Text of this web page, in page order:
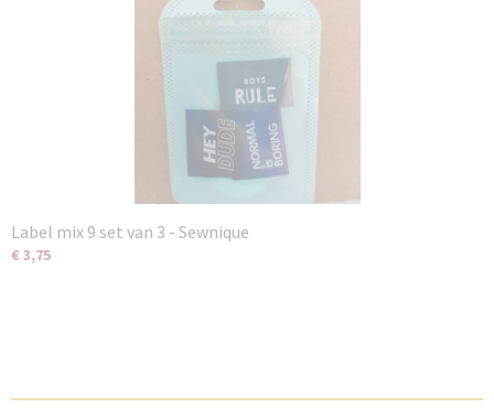
Label mix 9 set van 3 - Sewnique
€ 3,75